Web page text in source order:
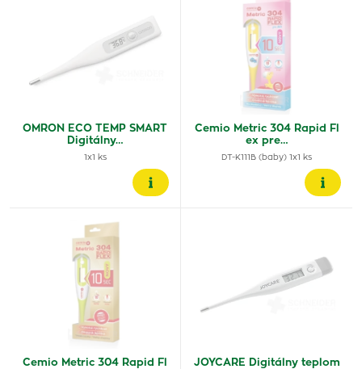
OMRON ECO TEMP SMART
Digitálny…
1x1 ks
Cemio Metric 304 Rapid Fl
ex pre…
DT-K111B (baby) 1x1 ks
Cemio Metric 304 Rapid Fl
JOYCARE Digitálny teplom